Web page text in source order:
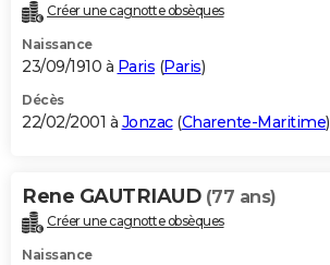
Créer une cagnotte obsèques
Naissance
23/09/1910 à Paris (Paris)
Décès
22/02/2001 à Jonzac(Charente-Maritime)
Rene GAUTRIAUD (77 ans)
Créer une cagnotte obsèques
Naissance